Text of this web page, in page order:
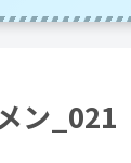
ン_021